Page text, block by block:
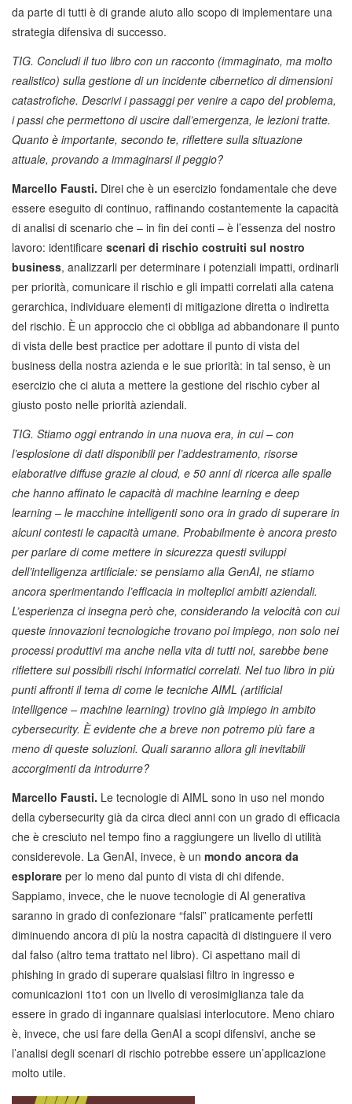
da parte di tutti è di grande aiuto allo scopo di implementare una
strategia difensiva di successo.
TIG. Concludi il tuo libro con un racconto (immaginato, ma molto
realistico) sulla gestione di un incidente cibernetico di dimensioni
catastrofiche. Descrivi i passaggi per venire a capo del problema,
i passi che permettono di uscire dall’emergenza, le lezioni tratte.
Quanto è importante, secondo te, riflettere sulla situazione
attuale, provando a immaginarsi il peggio?
Marcello Fausti. Direi che è un esercizio fondamentale che deve
essere eseguito di continuo, raffinando costantemente la capacità
di analisi di scenario che – in fin dei conti – è l’essenza del nostro
lavoro: identificare scenari di rischio costruiti sul nostro
business, analizzarli per determinare i potenziali impatti, ordinarli
per priorità, comunicare il rischio e gli impatti correlati alla catena
gerarchica, individuare elementi di mitigazione diretta o indiretta
del rischio. È un approccio che ci obbliga ad abbandonare il punto
di vista delle best practice per adottare il punto di vista del
business della nostra azienda e le sue priorità: in tal senso, è un
esercizio che ci aiuta a mettere la gestione del rischio cyber al
giusto posto nelle priorità aziendali.
TIG. Stiamo oggi entrando in una nuova era, in cui – con
l’esplosione di dati disponibili per l’addestramento, risorse
elaborative diffuse grazie al cloud, e 50 anni di ricerca alle spalle
che hanno affinato le capacità di machine learning e deep
learning – le macchine intelligenti sono ora in grado di superare in
alcuni contesti le capacità umane. Probabilmente è ancora presto
per parlare di come mettere in sicurezza questi sviluppi
dell’intelligenza artificiale: se pensiamo alla GenAI, ne stiamo
ancora sperimentando l’efficacia in molteplici ambiti aziendali.
L’esperienza ci insegna però che, considerando la velocità con cui
queste innovazioni tecnologiche trovano poi impiego, non solo nei
processi produttivi ma anche nella vita di tutti noi, sarebbe bene
riflettere sui possibili rischi informatici correlati. Nel tuo libro in più
punti affronti il tema di come le tecniche AIML (artificial
intelligence – machine learning) trovino già impiego in ambito
cybersecurity. È evidente che a breve non potremo più fare a
meno di queste soluzioni. Quali saranno allora gli inevitabili
accorgimenti da introdurre?
Marcello Fausti. Le tecnologie di AIML sono in uso nel mondo
della cybersecurity già da circa dieci anni con un grado di efficacia
che è cresciuto nel tempo fino a raggiungere un livello di utilità
considerevole. La GenAI, invece, è un mondo ancora da
esplorare per lo meno dal punto di vista di chi difende.
Sappiamo, invece, che le nuove tecnologie di AI generativa
saranno in grado di confezionare “falsi” praticamente perfetti
diminuendo ancora di più la nostra capacità di distinguere il vero
dal falso (altro tema trattato nel libro). Ci aspettano mail di
phishing in grado di superare qualsiasi filtro in ingresso e
comunicazioni 1to1 con un livello di verosimiglianza tale da
essere in grado di ingannare qualsiasi interlocutore. Meno chiaro
è, invece, che usi fare della GenAI a scopi difensivi, anche se
l’analisi degli scenari di rischio potrebbe essere un’applicazione
molto utile.